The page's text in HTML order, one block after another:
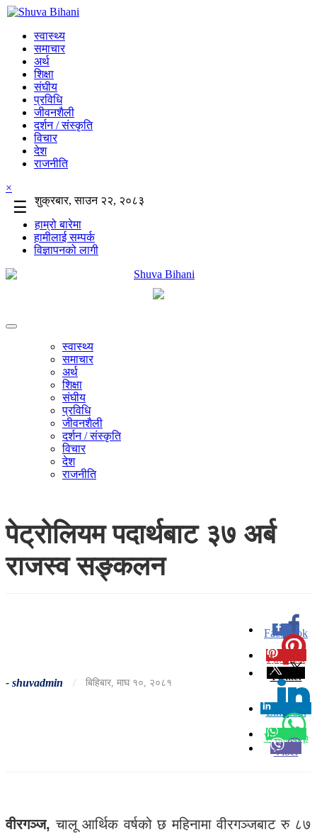
स्वास्थ्य
समाचार
अर्थ
शिक्षा
संघीय
प्रविधि
जीवनशैली
दर्शन / संस्कृति
विचार
देश
राजनीति
×
☰
शुक्रबार, साउन २२, २०८३
हाम्रो बारेमा
हामीलाई सम्पर्क
विज्ञापनको लागी
स्वास्थ्य
समाचार
अर्थ
शिक्षा
संघीय
प्रविधि
जीवनशैली
दर्शन / संस्कृति
विचार
देश
राजनीति
पेट्रोलियम पदार्थबाट ३७ अर्ब
राजस्व सङ्कलन
- shuvadmin / बिहिबार, माघ १०, २०८१
Facebook
0
Pinterest
Twitter
Linkedin
0
Whatsapp
Viber
वीरगञ्ज, चालू आर्थिक वर्षको छ महिनामा वीरगञ्जबाट रु ८७